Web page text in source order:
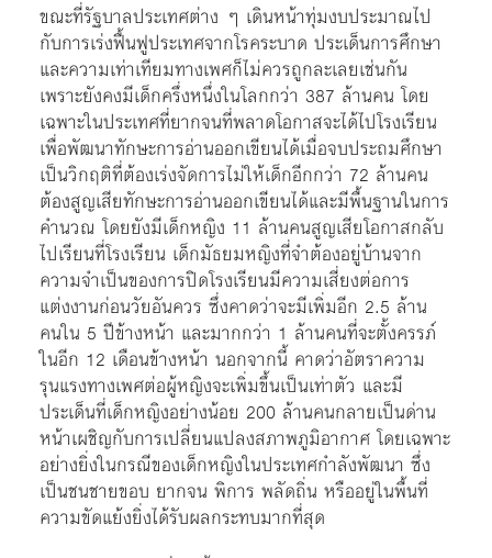
ขณะที่รัฐบาลประเทศต่าง ๆ เดินหน้าทุ่มงบประมาณไป
กับการเร่งฟื้นฟูประเทศจากโรคระบาด ประเด็นการศึกษา
และความเท่าเทียมทางเพศก็ไม่ควรถูกละเลยเช่นกัน
เพราะยังคงมีเด็กครึ่งหนึ่งในโลกกว่า 387 ล้านคน โดย
เฉพาะในประเทศที่ยากจนที่พลาดโอกาสจะได้ไปโรงเรียน
เพื่อพัฒนาทักษะการอ่านออกเขียนได้เมื่อจบประถมศึกษา
เป็นวิกฤติที่ต้องเร่งจัดการไม่ให้เด็กอีกกว่า 72 ล้านคน
ต้องสูญเสียทักษะการอ่านออกเขียนได้และมีพื้นฐานในการ
คำนวณ โดยยังมีเด็กหญิง 11 ล้านคนสูญเสียโอกาสกลับ
ไปเรียนที่โรงเรียน เด็กมัธยมหญิงที่จำต้องอยู่บ้านจาก
ความจำเป็นของการปิดโรงเรียนมีความเสี่ยงต่อการ
แต่งงานก่อนวัยอันควร ซึ่งคาดว่าจะมีเพิ่มอีก 2.5 ล้าน
คนใน 5 ปีข้างหน้า และมากกว่า 1 ล้านคนที่จะตั้งครรภ์
ในอีก 12 เดือนข้างหน้า นอกจากนี้ คาดว่าอัตราความ
รุนแรงทางเพศต่อผู้หญิงจะเพิ่มขึ้นเป็นเท่าตัว และมี
ประเด็นที่เด็กหญิงอย่างน้อย 200 ล้านคนกลายเป็นด่าน
หน้าเผชิญกับการเปลี่ยนแปลงสภาพภูมิอากาศ โดยเฉพาะ
อย่างยิ่งในกรณีของเด็กหญิงในประเทศกำลังพัฒนา ซึ่ง
เป็นชนชายขอบ ยากจน พิการ พลัดถิ่น หรืออยู่ในพื้นที่
ความขัดแย้งยิ่งได้รับผลกระทบมากที่สุด